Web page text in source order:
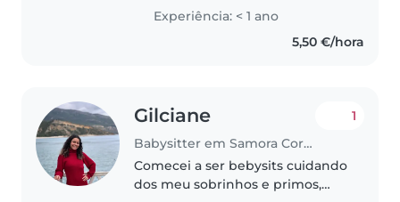
Experiência: < 1 ano
5,50 €/hora
Gilciane
Babysitter em Samora Correia
1
Comecei a ser bebysits cuidando
dos meu sobrinhos e primos,